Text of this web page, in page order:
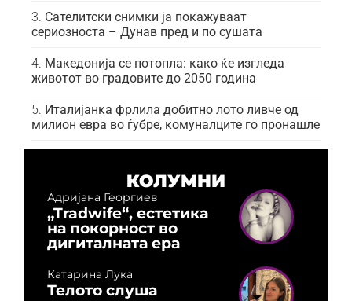
Сателитски снимки ја покажуваат
сериозноста – Дунав пред и по сушата
Македонија се потопла: како ќе изгледа
животот во градовите до 2050 година
Италијанка фрлила добитно лото ливче од
милион евра во ѓубре, комуналците го пронашле
КОЛУМНИ
Адријана Георгиев
„Tradwife“, естетика
на покорност во
дигиталната ера
Катарина Лука
Телото слуша